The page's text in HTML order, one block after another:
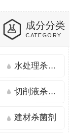
水处理杀菌剂
切削液杀菌剂
建材杀菌剂
成分分类
CATEGORY